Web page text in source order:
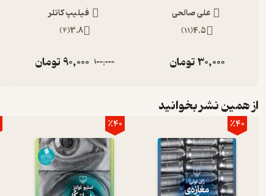
علی صالحی
4.5
(
11
)
30,000تومان
فیلیپ کاتلر
3.8
(
4
)
100,000
90,000تومان
از همین نشر بخوانید
٪40 ٪40